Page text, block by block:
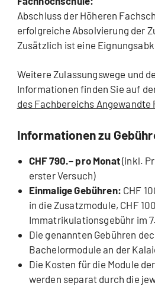
Abschluss der Höheren
erfolgreiche Absolvierung der
Zusätzlich ist eine
Weitere Zulassungswege und
Informationen finden Sie auf
des Fachbereichs Angewandte
Informationen zu
CHF 790.– pro Monat(inkl.
erster Versuch)
Einmalige Gebühren: CHF
in die Zusatzmodule, CHF
Immatrikulationsgebühr im
Die genannten Gebühren
Bachelormodule an der
Die Kosten für die Module
werden separat durch die